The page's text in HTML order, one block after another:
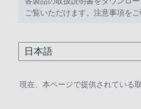
ご覧いただけます。注意事項を
現在、本ページで提供されている